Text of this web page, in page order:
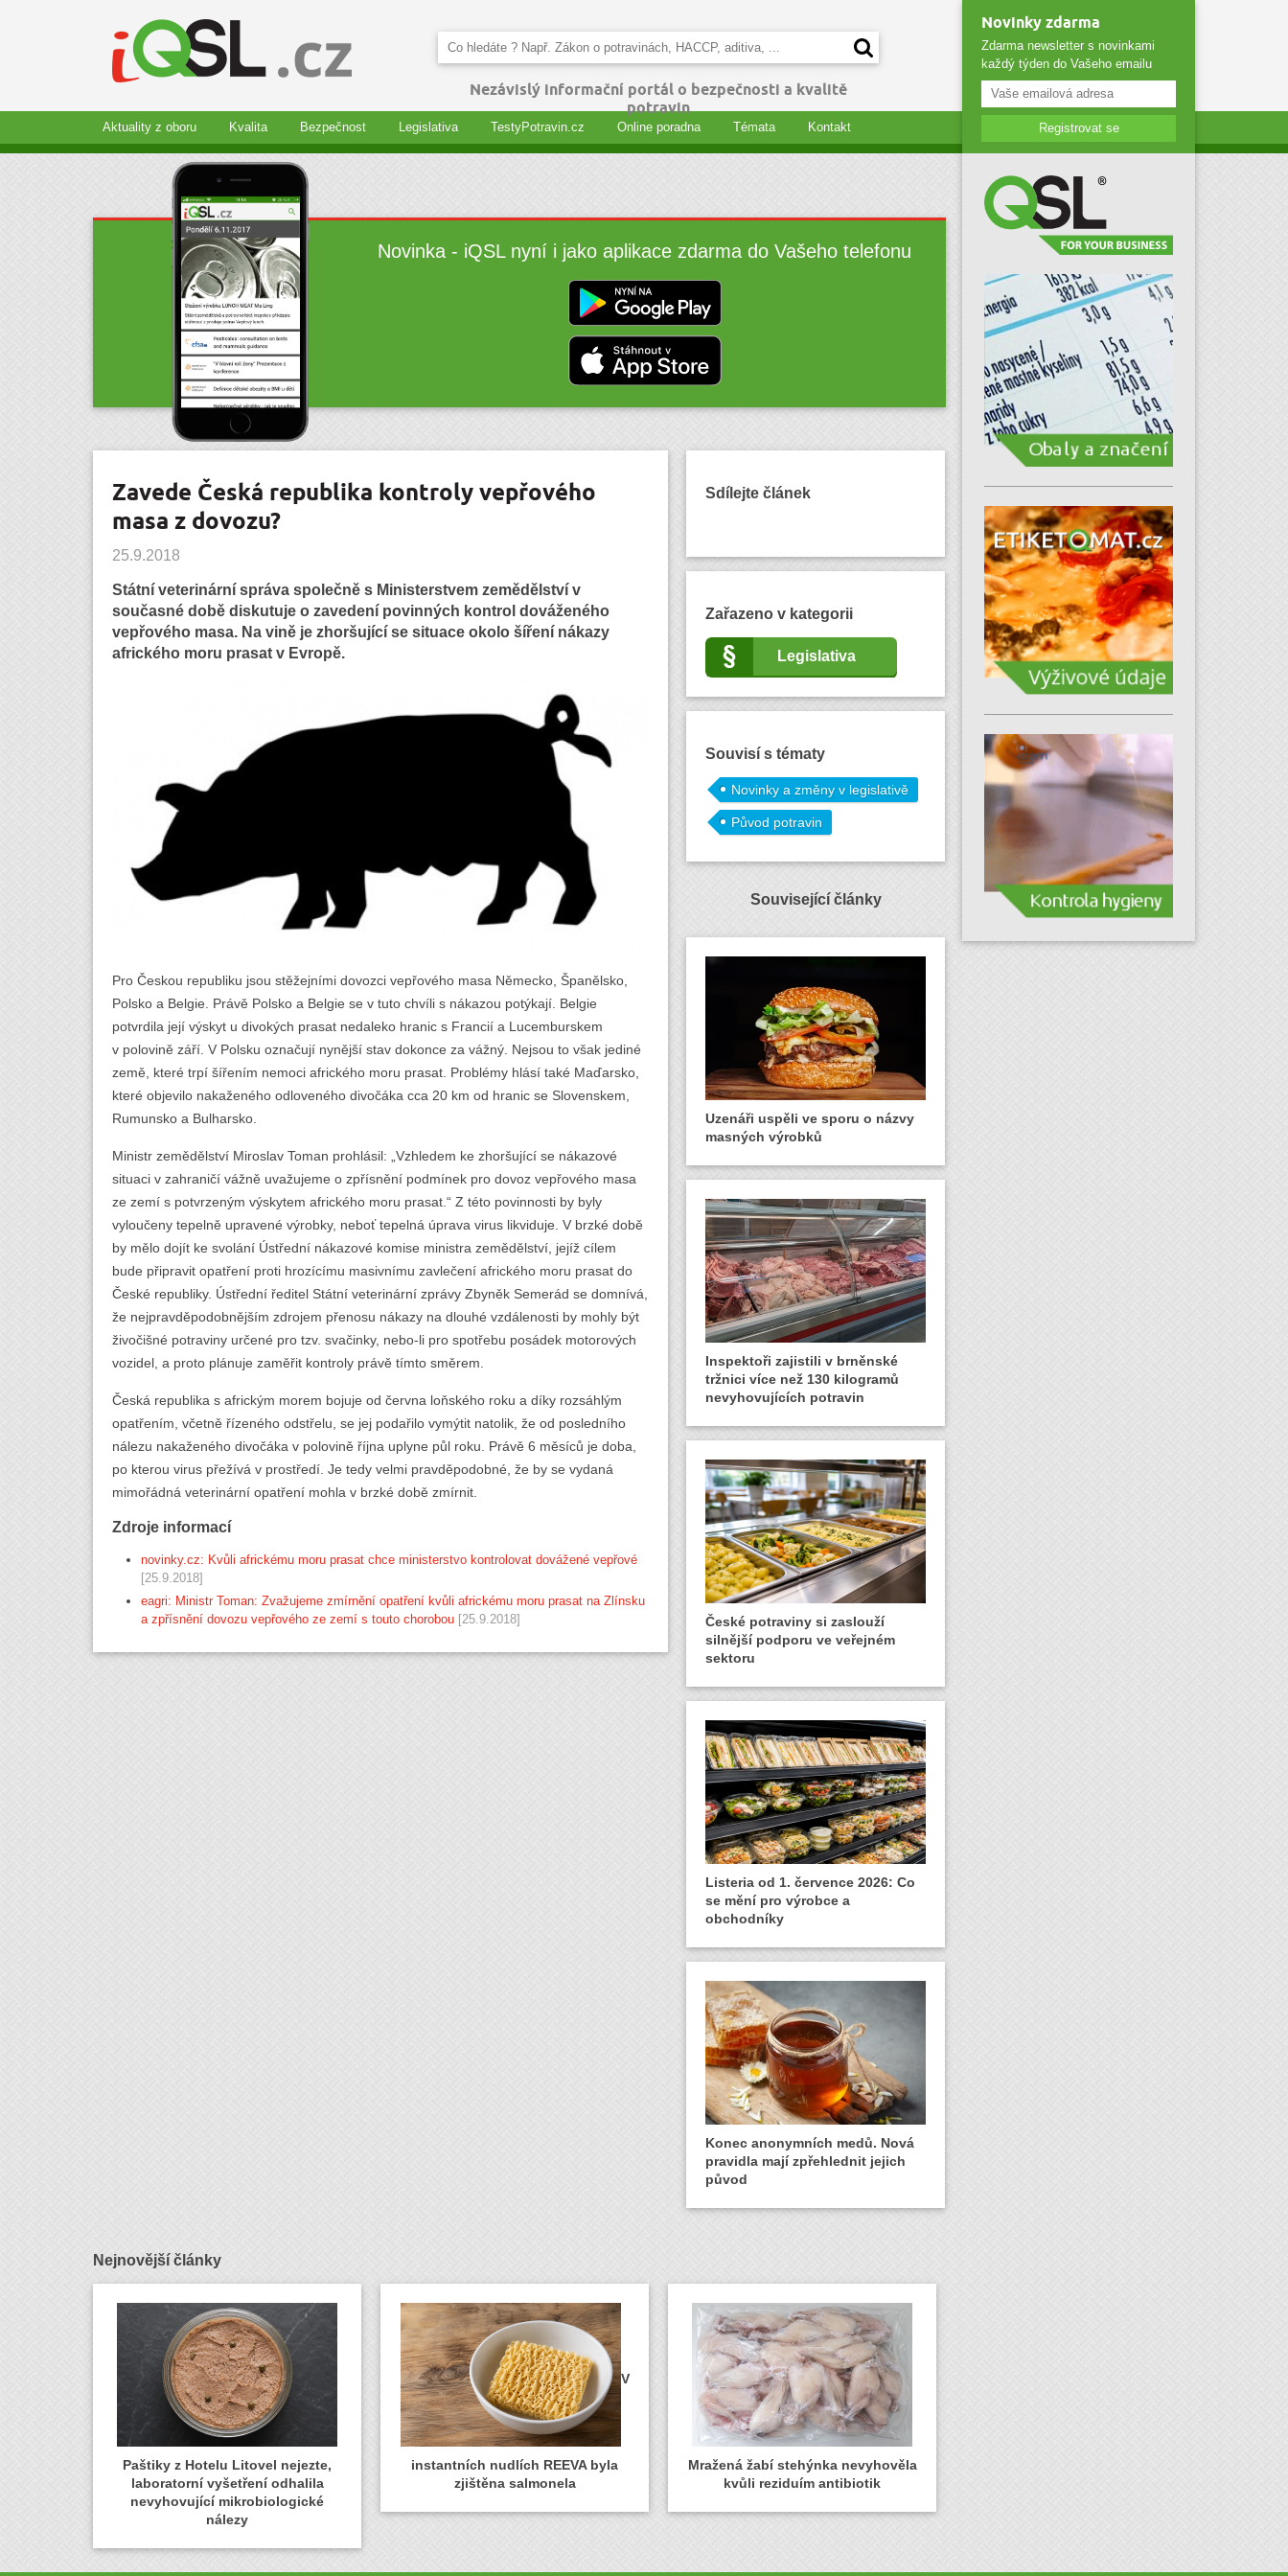
Nezávislý informační portál o bezpečnosti a kvalitě
potravin
Aktuality z oboru Kvalita Bezpečnost Legislativa TestyPotravin.cz Online poradna Témata Kontakt
Novinka - iQSL nyní i jako aplikace zdarma do Vašeho telefonu
Zavede Česká republika kontroly vepřového
masa z dovozu?
25.9.2018
Státní veterinární správa společně s Ministerstvem zemědělství v
současné době diskutuje o zavedení povinných kontrol dováženého
vepřového masa. Na vině je zhoršující se situace okolo šíření nákazy
afrického moru prasat v Evropě.
Pro Českou republiku jsou stěžejními dovozci vepřového masa Německo, Španělsko,
Polsko a Belgie. Právě Polsko a Belgie se v tuto chvíli s nákazou potýkají. Belgie
potvrdila její výskyt u divokých prasat nedaleko hranic s Francií a Lucemburskem
v polovině září. V Polsku označují nynější stav dokonce za vážný. Nejsou to však jediné
země, které trpí šířením nemoci afrického moru prasat. Problémy hlásí také Maďarsko,
které objevilo nakaženého odloveného divočáka cca 20 km od hranic se Slovenskem,
Rumunsko a Bulharsko.
Ministr zemědělství Miroslav Toman prohlásil: „Vzhledem ke zhoršující se nákazové
situaci v zahraničí vážně uvažujeme o zpřísnění podmínek pro dovoz vepřového masa
ze zemí s potvrzeným výskytem afrického moru prasat.“ Z této povinnosti by byly
vyloučeny tepelně upravené výrobky, neboť tepelná úprava virus likviduje. V brzké době
by mělo dojít ke svolání Ústřední nákazové komise ministra zemědělství, jejíž cílem
bude připravit opatření proti hrozícímu masivnímu zavlečení afrického moru prasat do
České republiky. Ústřední ředitel Státní veterinární zprávy Zbyněk Semerád se domnívá,
že nejpravděpodobnějším zdrojem přenosu nákazy na dlouhé vzdálenosti by mohly být
živočišné potraviny určené pro tzv. svačinky, nebo-li pro spotřebu posádek motorových
vozidel, a proto plánuje zaměřit kontroly právě tímto směrem.
Česká republika s africkým morem bojuje od června loňského roku a díky rozsáhlým
opatřením, včetně řízeného odstřelu, se jej podařilo vymýtit natolik, že od posledního
nálezu nakaženého divočáka v polovině října uplyne půl roku. Právě 6 měsíců je doba,
po kterou virus přežívá v prostředí. Je tedy velmi pravděpodobné, že by se vydaná
mimořádná veterinární opatření mohla v brzké době zmírnit.
Zdroje informací
novinky.cz: Kvůli africkému moru prasat chce ministerstvo kontrolovat dovážené vepřové
[25.9.2018]
eagri: Ministr Toman: Zvažujeme zmírnění opatření kvůli africkému moru prasat na Zlínsku
a zpřísnění dovozu vepřového ze zemí s touto chorobou [25.9.2018]
Sdílejte článek
Zařazeno v kategorii
Legislativa
Souvisí s tématy
Novinky a změny v legislativě
Původ potravin
Související články
Uzenáři uspěli ve sporu o názvy
masných výrobků
Inspektoři zajistili v brněnské
tržnici více než 130 kilogramů
nevyhovujících potravin
České potraviny si zaslouží
silnější podporu ve veřejném
sektoru
Listeria od 1. července 2026: Co
se mění pro výrobce a
obchodníky
Konec anonymních medů. Nová
pravidla mají zpřehlednit jejich
původ
Nejnovější články
Paštiky z Hotelu Litovel nejezte,
laboratorní vyšetření odhalila
nevyhovující mikrobiologické
nálezy
V
instantních nudlích REEVA byla
zjištěna salmonela
Mražená žabí stehýnka nevyhověla
kvůli reziduím antibiotik
Novinky zdarma
Zdarma newsletter s novinkami
každý týden do Vašeho emailu
Registrovat se